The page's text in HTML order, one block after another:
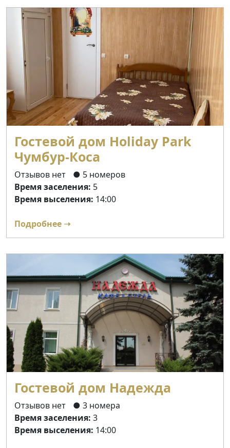
Гостевой дом Holiday Park
Чумбур-Коса
Отзывов нет
● 5 номеров
Время заселения: 5
Время выселения: 14:00
Подробнее ➝
Гостевой дом Надежда
Отзывов нет
● 3 номера
Время заселения: 3
Время выселения: 14:00